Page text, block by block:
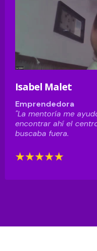
Isabel Malet
Emprendedora
"La mentoría me
encontrar ahí el
buscaba fuera.